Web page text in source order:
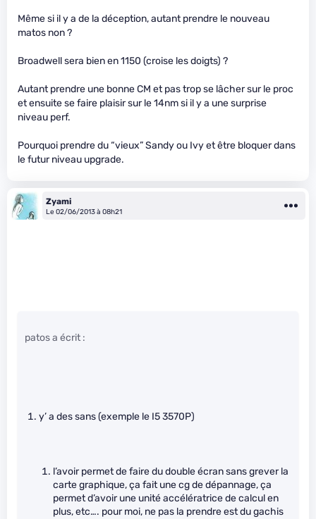
Même si il y a de la déception, autant prendre le nouveau
matos non ?
Broadwell sera bien en 1150 (croise les doigts) ?
Autant prendre une bonne CM et pas trop se lâcher sur le proc
et ensuite se faire plaisir sur le 14nm si il y a une surprise
niveau perf.
Pourquoi prendre du “vieux” Sandy ou Ivy et être bloquer dans
le futur niveau upgrade.
Zyami
Le 02/06/2013 à 08h21
patos a écrit :
y’ a des sans (exemple le I5 3570P)
l’avoir permet de faire du double écran sans grever la
carte graphique, ça fait une cg de dépannage, ça
permet d’avoir une unité accélératrice de calcul en
plus, etc…. pour moi, ne pas la prendre est du gachis